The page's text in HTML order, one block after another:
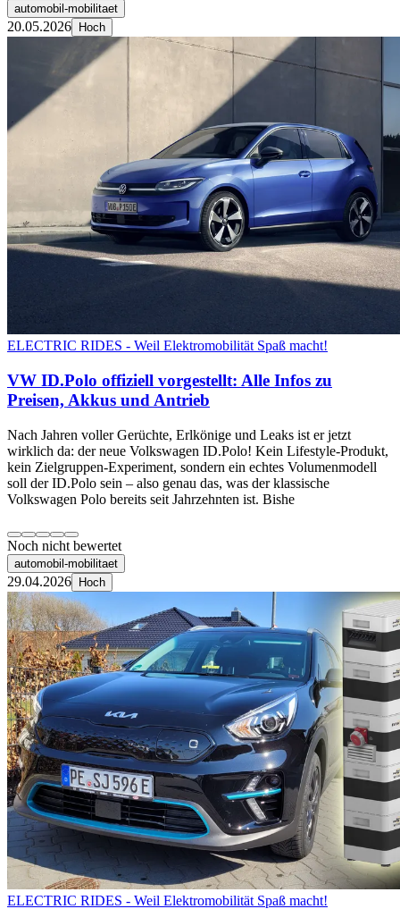
automobil-mobilitaet
20.05.2026 Hoch
ELECTRIC RIDES - Weil Elektromobilität Spaß macht!
VW ID.Polo offiziell vorgestellt: Alle Infos zu
Preisen, Akkus und Antrieb
Nach Jahren voller Gerüchte, Erlkönige und Leaks ist er jetzt
wirklich da: der neue Volkswagen ID.Polo! Kein Lifestyle-Produkt,
kein Zielgruppen-Experiment, sondern ein echtes Volumenmodell
soll der ID.Polo sein – also genau das, was der klassische
Volkswagen Polo bereits seit Jahrzehnten ist. Bishe
Noch nicht bewertet
automobil-mobilitaet
29.04.2026 Hoch
ELECTRIC RIDES - Weil Elektromobilität Spaß macht!